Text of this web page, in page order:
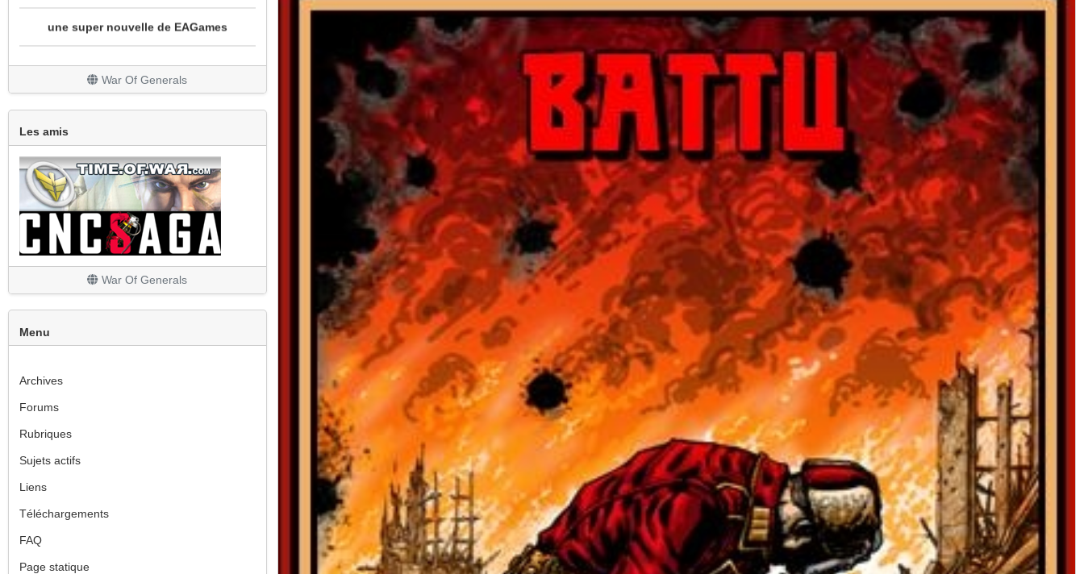
mod bataille navale
Un peu de nouveauté avec la sortie de All
Stars
Le site est en travaux
Les finitions
War Of Generals
Les amis
War Of Generals
Menu
Archives
Forums
Rubriques
Sujets actifs
Liens
Téléchargements
FAQ
Page statique